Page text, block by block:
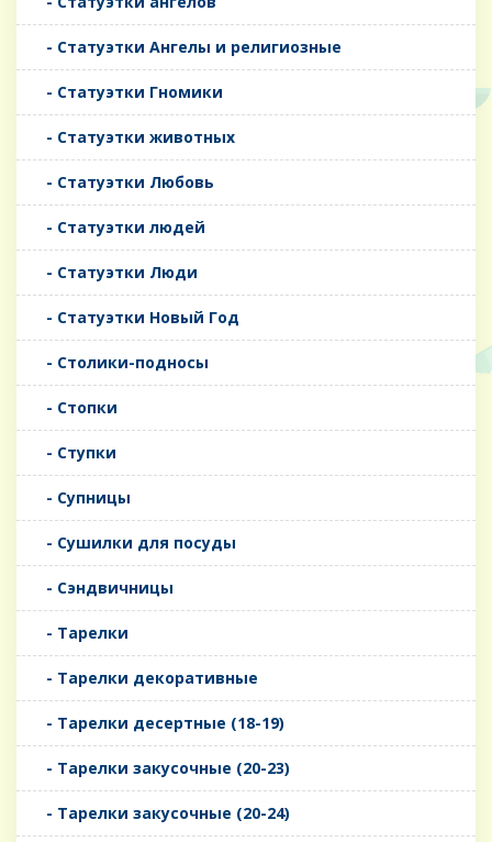
- Статуэтки Ангелы и религиозные
- Статуэтки Гномики
- Статуэтки животных
- Статуэтки Любовь
- Статуэтки людей
- Статуэтки Люди
- Статуэтки Новый Год
- Столики-подносы
- Стопки
- Ступки
- Супницы
- Сушилки для посуды
- Сэндвичницы
- Тарелки
- Тарелки декоративные
- Тарелки десертные (18-19)
- Тарелки закусочные (20-23)
- Тарелки закусочные (20-24)